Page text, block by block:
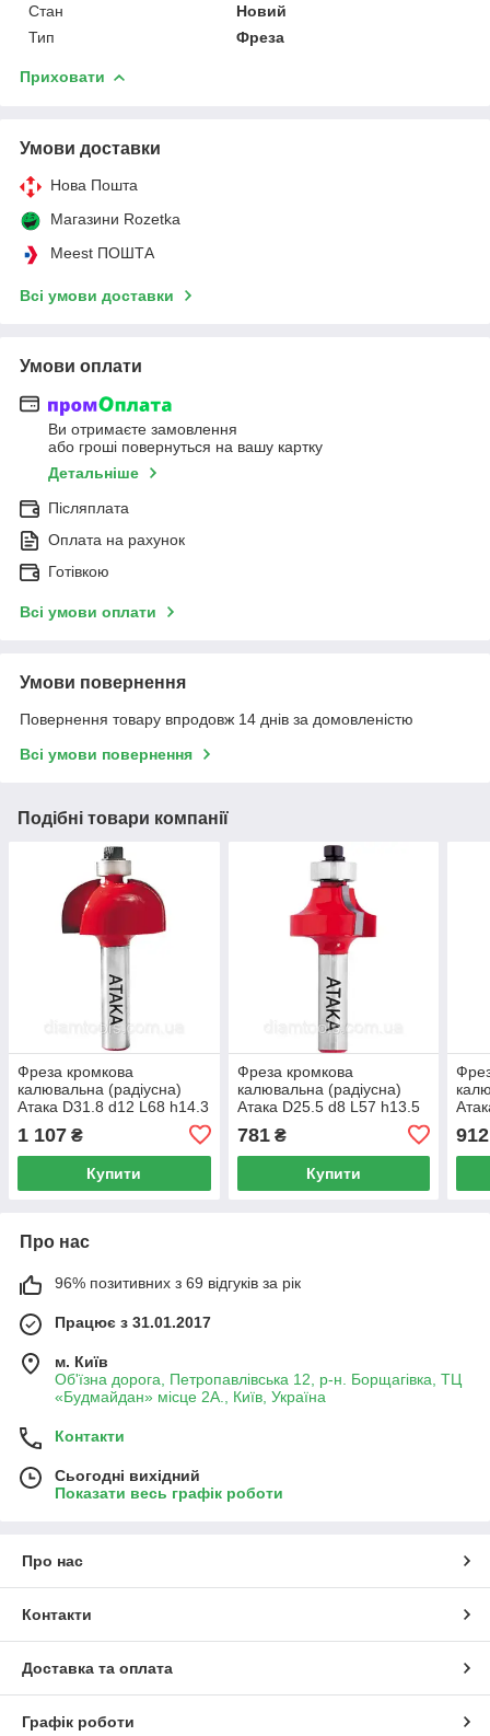
Стан
Новий
Тип
Фреза
Приховати
Умови доставки
Нова Пошта
Магазини Rozetka
Meest ПОШТА
Всі умови доставки
Умови оплати
Ви отримаєте замовлення
або гроші повернуться на вашу картку
Детальніше
Післяплата
Оплата на рахунок
Готівкою
Всі умови оплати
Умови повернення
Повернення товару впродовж 14 днів за домовленістю
Всі умови повернення
Подібні товари компанії
Фреза кромкова
калювальна (радіусна)
Атака D31.8 d12 L68 h14.3
1 107 ₴
Купити
Фреза кромкова
калювальна (радіусна)
Атака D25.5 d8 L57 h13.5
781₴
Купити
912
Про нас
96% позитивних з 69 відгуків за рік
Працює з 31.01.2017
м. Київ
Об'їзна дорога, Петропавлівська 12, р-н. Борщагівка, ТЦ
«Будмайдан» місце 2А., Київ, Україна
Контакти
Сьогодні вихідний
Показати весь графік роботи
Про нас
Контакти
Доставка та оплата
Графік роботи